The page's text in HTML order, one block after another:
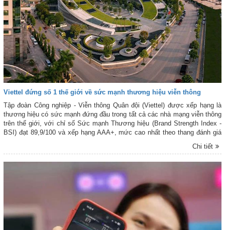
Viettel đứng số 1 thế giới về sức mạnh thương hiệu viễn thông
Tập đoàn Công nghiệp - Viễn thông Quân đội (Viettel) được xếp hạng là
thương hiệu có sức mạnh đứng đầu trong tất cả các nhà mạng viễn thông
trên thế giới, với chỉ số Sức mạnh Thương hiệu (Brand Strength Index -
BSI) đạt 89,9/100 và xếp hạng AAA+, mức cao nhất theo thang đánh giá
Chi tiết